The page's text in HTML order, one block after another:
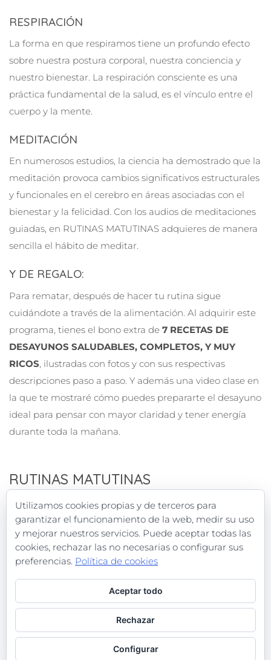
RESPIRACIÓN
La forma en que respiramos tiene un profundo efecto
sobre nuestra postura corporal, nuestra conciencia y
nuestro bienestar. La respiración consciente es una
práctica fundamental de la salud, es el vínculo entre el
cuerpo y la mente.
MEDITACIÓN
En numerosos estudios, la ciencia ha demostrado que la
meditación provoca cambios significativos estructurales
y funcionales en el cerebro en áreas asociadas con el
bienestar y la felicidad. Con los audios de meditaciones
guiadas, en RUTINAS MATUTINAS adquieres de manera
sencilla el hábito de meditar.
Y DE REGALO:
Para rematar, después de hacer tu rutina sigue
cuidándote a través de la alimentación. Al adquirir este
programa, tienes el bono extra de 7 RECETAS DE
DESAYUNOS SALUDABLES, COMPLETOS, Y MUY
RICOS , ilustradas con fotos y con sus respectivas
descripciones paso a paso. Y además una video clase en
la que te mostraré cómo puedes prepararte el desayuno
ideal para pensar con mayor claridad y tener energía
durante toda la mañana.
RUTINAS MATUTINAS
Las prácticas saludables, fáciles y
entretenidas para cuidarte.
Política de Privacidad
Términos y Condiciones de uso
Utilizamos cookies propias y de terceros para
garantizar el funcionamiento de la web, medir su uso
y mejorar nuestros servicios. Puede aceptar todas las
cookies, rechazar las no necesarias o configurar sus
preferencias. Política de cookies
Aceptar todo
Rechazar
Configurar